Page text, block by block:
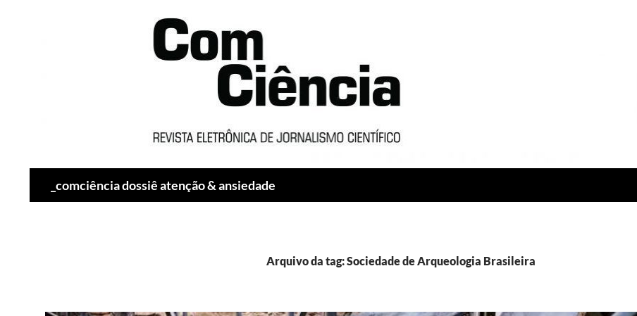
_comciência dossiê atenção & ansiedade
Arquivo da tag: Sociedade de Arqueologia Brasileira